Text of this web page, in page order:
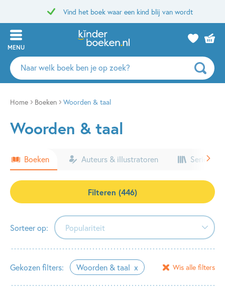
Vind het boek waar een kind blij van wordt
MENU
Zoeken
naar
auteurs
uitgevers
Home Boeken Woorden & taal
Woorden & taal
Boeken Auteurs & illustratoren Series &
Filteren (446)
Sorteer op: Populariteit
Populariteit
Verschijningsdatum
Alfabetisch (A-Z)
Gekozen filters: Woorden & taal Wis alle filters